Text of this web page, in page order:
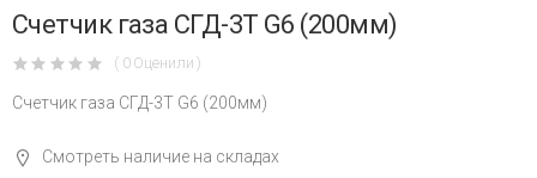
Счетчик газа СГД-3Т G6 (200мм)
( 0 Оценили )
Счетчик газа СГД-3Т G6 (200мм)
Смотреть наличие на складах